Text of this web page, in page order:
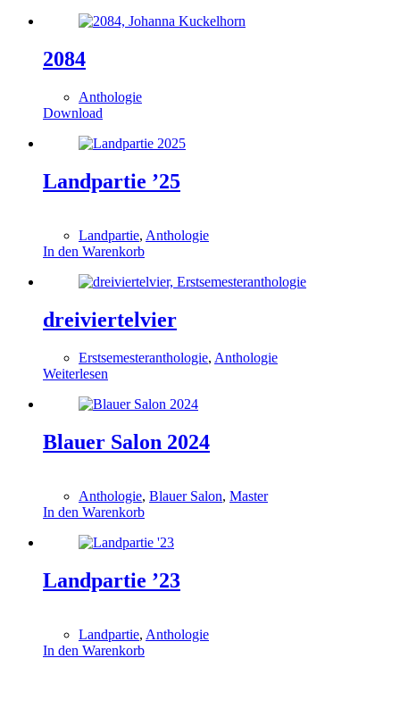
2084
Anthologie
Download
Landpartie ’25
Landpartie, Anthologie
In den Warenkorb
dreiviertelvier
Erstsemesteranthologie, Anthologie
Weiterlesen
Blauer Salon 2024
Anthologie, Blauer Salon, Master
In den Warenkorb
Landpartie ’23
Landpartie, Anthologie
In den Warenkorb